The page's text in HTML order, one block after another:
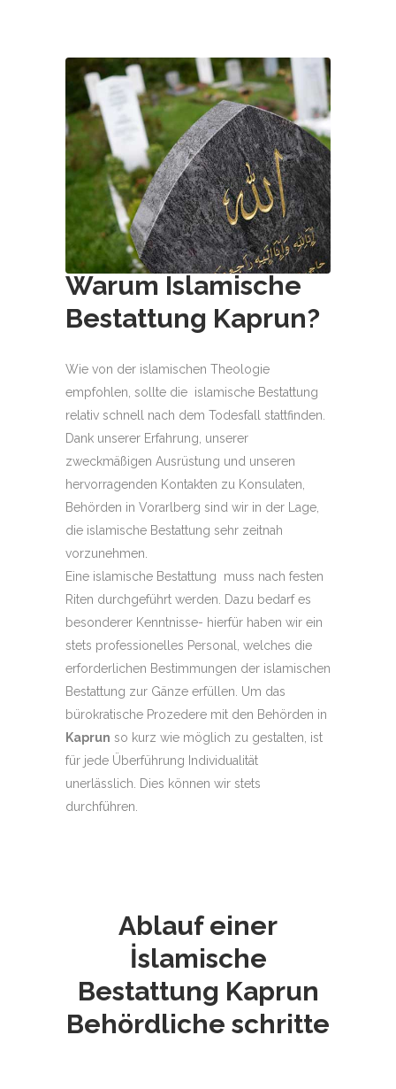
Warum Islamische
Bestattung Kaprun?
Wie von der islamischen Theologie
empfohlen, sollte die islamische Bestattung
relativ schnell nach dem Todesfall stattfinden.
Dank unserer Erfahrung, unserer
zweckmäßigen Ausrüstung und unseren
hervorragenden Kontakten zu Konsulaten,
Behörden in Vorarlberg sind wir in der Lage,
die islamische Bestattung sehr zeitnah
vorzunehmen.
Eine islamische Bestattung muss nach festen
Riten durchgeführt werden. Dazu bedarf es
besonderer Kenntnisse- hierfür haben wir ein
stets professionelles Personal, welches die
erforderlichen Bestimmungen der islamischen
Bestattung zur Gänze erfüllen. Um das
bürokratische Prozedere mit den Behörden in
Kaprun so kurz wie möglich zu gestalten, ist
für jede Überführung Individualität
unerlässlich. Dies können wir stets
durchführen.
Ablauf einer
İslamische
Bestattung Kaprun
Behördliche schritte